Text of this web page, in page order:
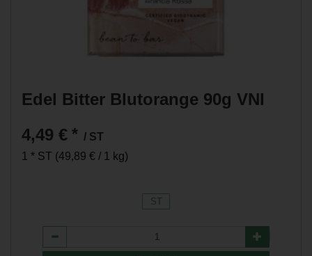
Edel Bitter Blutorange 90g VNI
4,49 € * / ST
1 * ST (49,89 € / 1 kg)
ST
Anzahl